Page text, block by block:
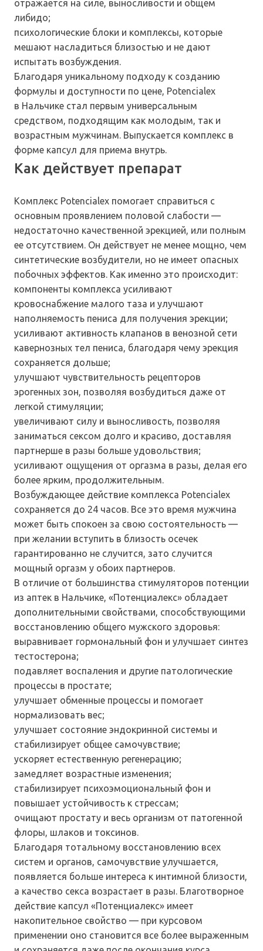
отражается на силе, выносливости и общем
либидо;
психологические блоки и комплексы, которые
мешают насладиться близостью и не дают
испытать возбуждения.
Благодаря уникальному подходу к созданию
формулы и доступности по цене, Potencialex
в Нальчике стал первым универсальным
средством, подходящим как молодым, так и
возрастным мужчинам. Выпускается комплекс в
форме капсул для приема внутрь.
Как действует препарат
Комплекс Potencialex помогает справиться с
основным проявлением половой слабости —
недостаточно качественной эрекцией, или полным
ее отсутствием. Он действует не менее мощно, чем
синтетические возбудители, но не имеет опасных
побочных эффектов. Как именно это происходит:
компоненты комплекса усиливают
кровоснабжение малого таза и улучшают
наполняемость пениса для получения эрекции;
усиливают активность клапанов в венозной сети
кавернозных тел пениса, благодаря чему эрекция
сохраняется дольше;
улучшают чувствительность рецепторов
эрогенных зон, позволяя возбудиться даже от
легкой стимуляции;
увеличивают силу и выносливость, позволяя
заниматься сексом долго и красиво, доставляя
партнерше в разы больше удовольствия;
усиливают ощущения от оргазма в разы, делая его
более ярким, продолжительным.
Возбуждающее действие комплекса Potencialex
сохраняется до 24 часов. Все это время мужчина
может быть спокоен за свою состоятельность —
при желании вступить в близость осечек
гарантированно не случится, зато случится
мощный оргазм у обоих партнеров.
В отличие от большинства стимуляторов потенции
из аптек в Нальчике, «Потенциалекс» обладает
дополнительными свойствами, способствующими
восстановлению общего мужского здоровья:
выравнивает гормональный фон и улучшает синтез
тестостерона;
подавляет воспаления и другие патологические
процессы в простате;
улучшает обменные процессы и помогает
нормализовать вес;
улучшает состояние эндокринной системы и
стабилизирует общее самочувствие;
ускоряет естественную регенерацию;
замедляет возрастные изменения;
стабилизирует психоэмоциональный фон и
повышает устойчивость к стрессам;
очищают простату и весь организм от патогенной
флоры, шлаков и токсинов.
Благодаря тотальному восстановлению всех
систем и органов, самочувствие улучшается,
появляется больше интереса к интимной близости,
а качество секса возрастает в разы. Благотворное
действие капсул «Потенциалекс» имеет
накопительное свойство — при курсовом
применении оно становится все более выраженным